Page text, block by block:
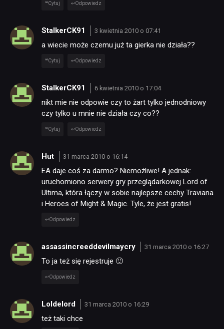
Cytuj Odpowiedz
StalkerCK91 3 kwietnia 2010 o 07:41
a wiecie może czemu już ta gierka nie działa??
Cytuj Odpowiedz
StalkerCK91 6 kwietnia 2010 o 17:04
nikt mie nie odpowie czy to żart tylko jednodniowy
czy tylko u mnie nie działa czy co??
Cytuj Odpowiedz
Hut 31 marca 2010 o 16:14
EA daje coś za darmo? Niemożliwe! A jednak:
uruchomiono serwery gry przeglądarkowej Lord of
Ultima, która łączy w sobie najlepsze cechy Traviana
i Heroes of Might & Magic. Tyle, że jest gratis!
Odpowiedz
assassincreeddevilmaycry 31 marca 2010 o 16:27
To ja też się rejestruje 🙂
Odpowiedz
Loldelord 31 marca 2010 o 16:29
też taki chce